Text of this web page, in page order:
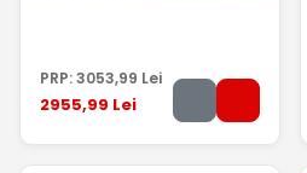
PRP:3053,99 Lei
2955,99 Lei